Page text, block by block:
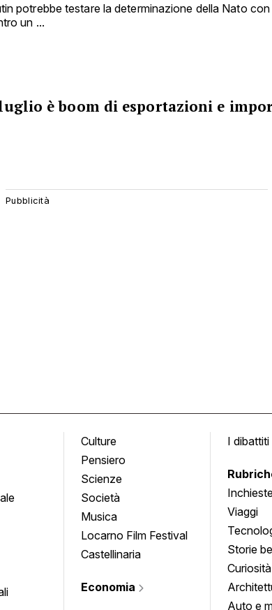
potrebbe testare la determinazione della Nato
un ...
è boom di esportazioni e
Culture
Pensiero
Scienze
Società
Musica
Locarno Film Festival
Castellinaria
Economia
I dibattiti
Viaggi
Storie
Curiosità
Auto e